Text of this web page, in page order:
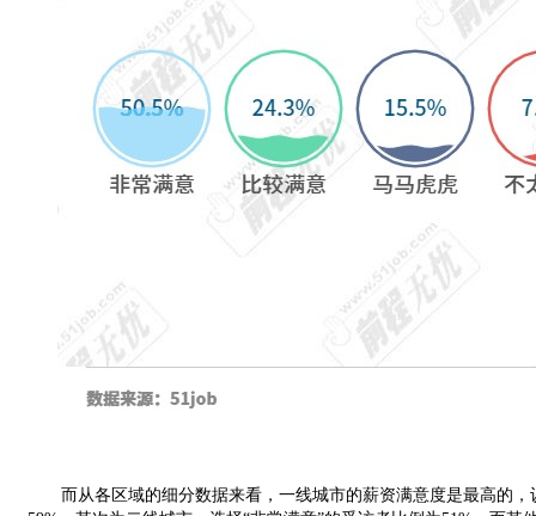
而从各区域的细分数据来看，一线城市的薪资满意度是最高的，